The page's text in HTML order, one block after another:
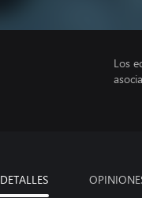
Los
DETALLES